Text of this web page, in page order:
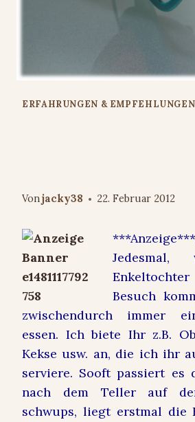
ERFAHRUNGEN & EMPFEHLUNGEN
Vonjacky38 22. Februar 2012
Jedesmal,
Besuch
zwischendurch immer
essen. Ich biete Ihr z.B.
Kekse usw. an, die ich ihr
serviere. Sooft passiert es
nach dem Teller auf
schwups, liegt erstmal die